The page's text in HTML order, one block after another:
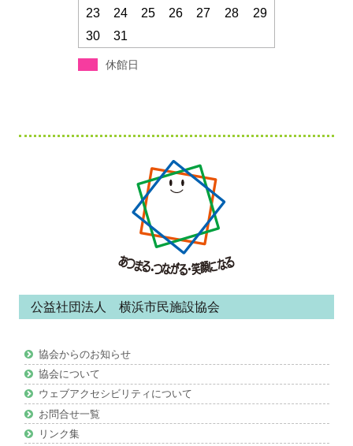
23
24 25 26 27 28
29
30
31
休館日
テ
ツ
公益社団法人 横浜市民施設協会
協会からのお知らせ
協会について
ウェブアクセシビリティについて
お問合せ一覧
リンク集